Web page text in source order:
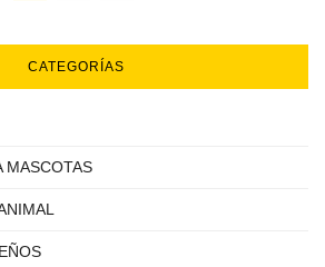
CATEGORÍAS
MASCOTAS